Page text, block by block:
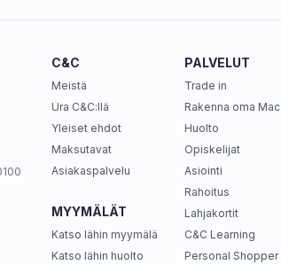
C&C
Meistä
Ura C&C:llä
Yleiset ehdot
Maksutavat
Asiakaspalvelu
MYYMÄLÄT
Katso lähin myymälä
Katso lähin huolto
PALVELUT
Trade in
Rakenna oma Mac
Huolto
Opiskelijat
Asiointi
Rahoitus
Lahjakortit
C&C Learning
Personal Shopper